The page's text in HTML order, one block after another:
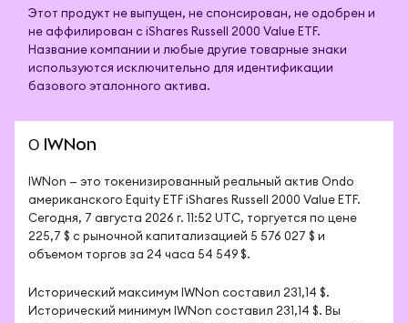
Этот продукт не выпущен, не спонсирован, не одобрен и
не аффилирован с iShares Russell 2000 Value ETF.
Название компании и любые другие товарные знаки
используются исключительно для идентификации
базового эталонного актива.
О IWNon
IWNon — это токенизированный реальный актив Ondo
американского Equity ETF iShares Russell 2000 Value ETF.
Сегодня, 7 августа 2026 г. 11:52 UTC, торгуется по цене
225,7 $ с рыночной капитализацией 5 576 027 $ и
объемом торгов за 24 часа 54 549 $.
Исторический максимум IWNon составил 231,14 $.
Исторический минимум IWNon составил 231,14 $. Вы